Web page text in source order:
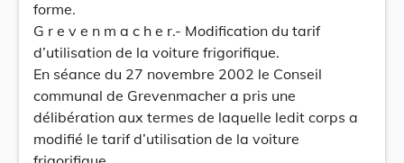
forme.
G r e v e n m a c h e r.- Modification du tarif
d’utilisation de la voiture frigorifique.
En séance du 27 novembre 2002 le Conseil
communal de Grevenmacher a pris une
délibération aux termes de laquelle ledit corps a
modifié le tarif d’utilisation de la voiture